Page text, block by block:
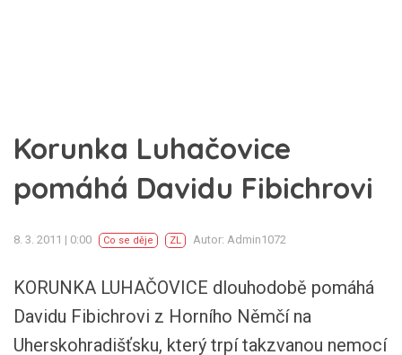
Korunka Luhačovice
pomáhá Davidu Fibichrovi
8. 3. 2011 | 0:00 Co se děje ZL Autor: Admin1072
KORUNKA LUHAČOVICE dlouhodobě pomáhá
Davidu Fibichrovi z Horního Němčí na
Uherskohradišťsku, který trpí takzvanou nemocí